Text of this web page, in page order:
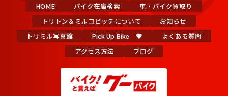
HOME バイク在庫検索
車・バイク買取り
トリトン＆ミルコビッチについて
お知らせ
トリミル写真館
Pick Up Bike ♥
よくある質問
アクセス方法
ブログ